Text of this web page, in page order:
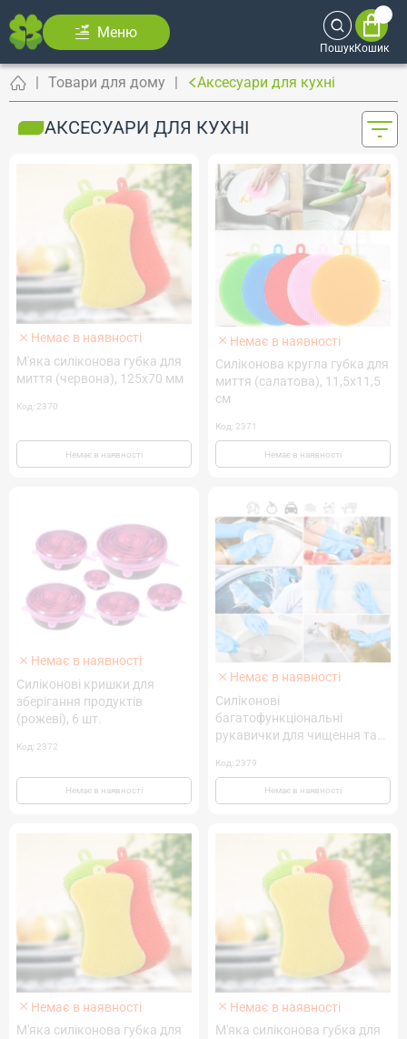
Меню
ПошукКошик
Товари для дому Аксесуари для кухні
АКСЕСУАРИ ДЛЯ КУХНІ
Немає в наявності
М'яка силіконова губка для
миття (червона), 125х70 мм
Код: 2370
Немає в наявності
Немає в наявності
Силіконова кругла губка для
миття (салатова), 11,5х11,5
см
Код: 2371
Немає в наявності
Немає в наявності
Силіконові кришки для
зберігання продуктів
(рожеві), 6 шт.
Код: 2372
Немає в наявності
Немає в наявності
Силіконові
багатофункціональні
рукавички для чищення та
Код: 2379
Немає в наявності
Немає в наявності
М'яка силіконова губка для
Немає в наявності
М'яка силіконова губка для